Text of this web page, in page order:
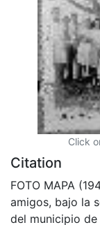
Click
Citation
FOTO MAPA
amigos, bajo la
del municipio de